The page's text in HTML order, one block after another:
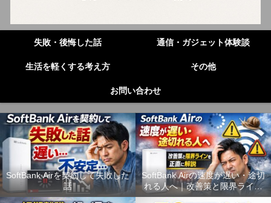
失敗・後悔した話 通信・ガジェット体験談
生活を軽くする考え方 その他
お問い合わせ
SoftBank Airを契約して失敗した
話
SoftBank Airの速度が遅い・途切
れる人へ｜改善策と限界ライン
を正直に解説